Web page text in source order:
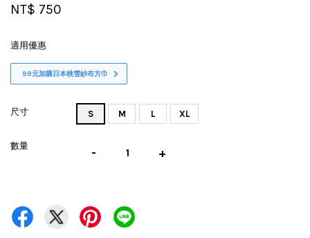
NT$ 750
適用優惠
99元加購日本桃雪紗布方巾
尺寸 S M L XL
數量 - +